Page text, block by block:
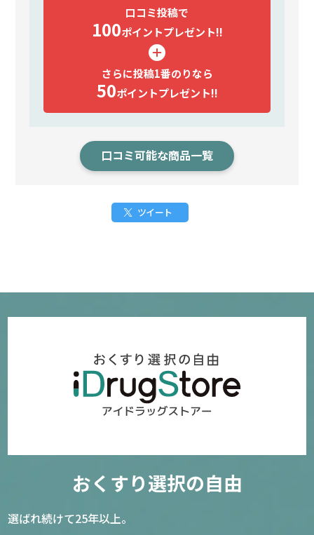
口コミ投稿で
100ポイントプレゼント!!
さらに投稿1番のりなら
50ポイントプレゼント!!
口コミ可能な商品一覧
ツイート
おくすり選択の自由
選ばれ続けて25年以上。